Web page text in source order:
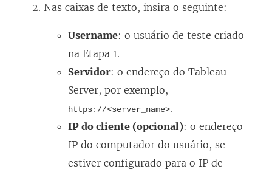
Nas caixas de texto, insira o seguinte:
Username: o usuário de teste criado
na Etapa 1.
Servidor: o endereço do Tableau
Server, por exemplo,
https://<server_name>.
IP do cliente (opcional): o endereço
IP do computador do usuário, se
estiver configurado para o IP de